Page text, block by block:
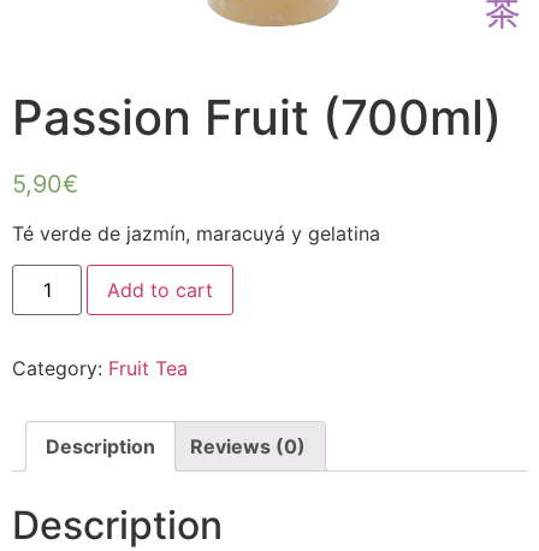
Passion Fruit (700ml)
5,90€
Té verde de jazmín, maracuyá y gelatina
Add to cart
Category: Fruit Tea
Description Reviews (0)
Description